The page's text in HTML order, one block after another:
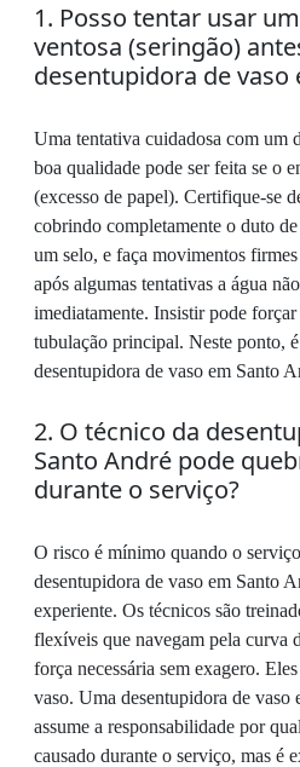
1. Posso tentar usar
ventosa (seringão)
desentupidora de vaso
Uma tentativa cuidadosa com um
boa qualidade pode ser feita se o
(excesso de papel). Certifique-se
cobrindo completamente o duto
um selo, e faça movimentos
após algumas tentativas a água
imediatamente. Insistir pode
tubulação principal. Neste ponto,
desentupidora de vaso em Santo
2. O técnico da
Santo André pode
durante o serviço?
O risco é mínimo quando o
desentupidora de vaso em Santo
experiente. Os técnicos são
flexíveis que navegam pela curva
força necessária sem exagero.
vaso. Uma desentupidora de vaso
assume a responsabilidade por
causado durante o serviço, mas é